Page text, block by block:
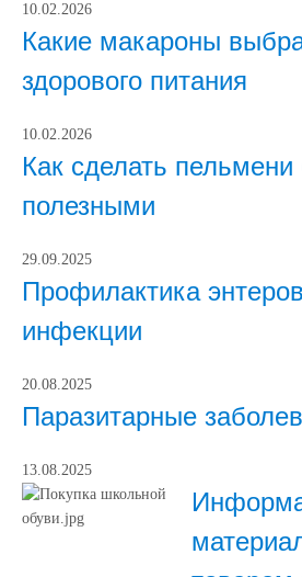
10.02.2026
Какие макароны
здорового питания
10.02.2026
Как сделать пельмени
полезными
29.09.2025
Профилактика
инфекции
20.08.2025
Паразитарные
13.08.2025